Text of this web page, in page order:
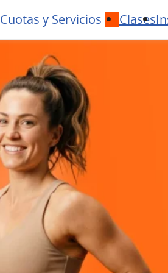
Cuotas y Servicios Clases